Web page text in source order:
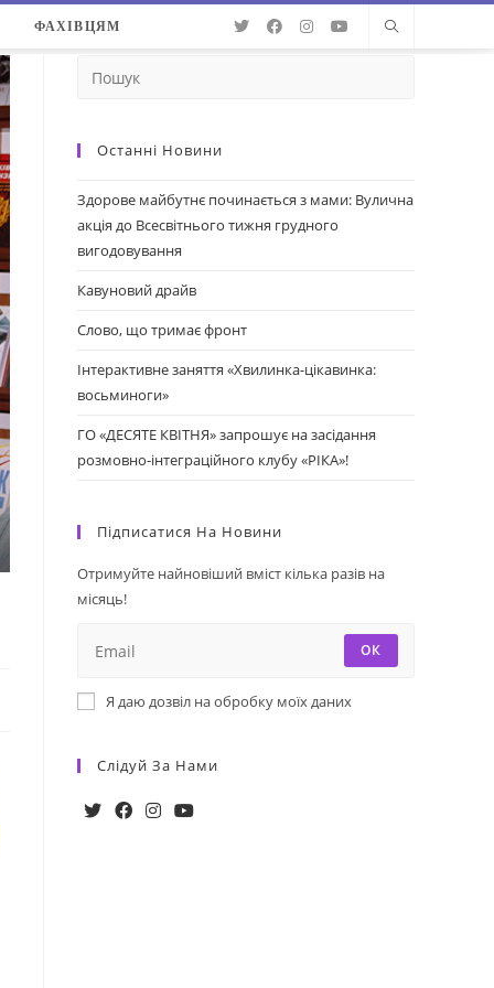
ФАХІВЦЯМ
Останні Новини
Здорове майбутнє починається з мами: Вулична
акція до Всесвітнього тижня грудного
вигодовування
Кавуновий драйв
Слово, що тримає фронт
Інтерактивне заняття «Хвилинка-цікавинка:
восьминоги»
ГО «ДЕСЯТЕ КВІТНЯ» запрошує на засідання
розмовно-інтеграційного клубу «РІКА»!
Підписатися На Новини
Отримуйте найновіший вміст кілька разів на
місяць!
ОК
Я даю дозвіл на обробку моїх даних
Слідуй За Нами